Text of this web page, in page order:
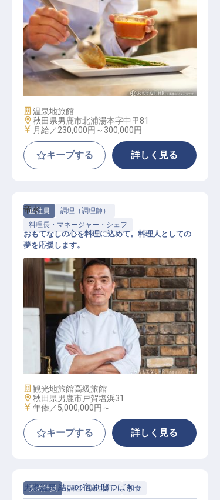
洋食調理スタッフ
施設業態
温泉地旅館
勤務地
秋田県男鹿市北浦湯本字中里81
給与
月給／230,000円～ 300,000円
キープする 詳しく見る
正社員
調理（調理師）
料理長・マネージャー・シェフ
料理長候補
帝水
おもてなしの心を料理に込めて。料理人としての
夢を応援します。
施設業態
観光地旅館高級旅館
勤務地
秋田県男鹿市戸賀塩浜31
給与
年俸／5,000,000円～
キープする 詳しく見る
契約社員 調理（調理師） 和食
男鹿温泉 結いの宿 別邸つばき